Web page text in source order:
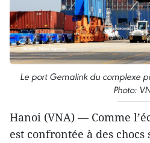
Le port Gemalink du complexe
Photo:
Hanoi (VNA) — Comme
est confrontée à des chocs